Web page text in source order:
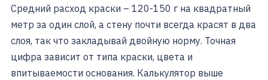
Средний расход краски – 120-150 г на квадратный
метр за один слой, а стену почти всегда красят в два
слоя, так что закладывай двойную норму. Точная
цифра зависит от типа краски, цвета и
впитываемости основания. Калькулятор выше